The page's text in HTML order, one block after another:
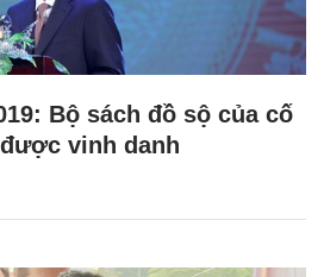
Bộ sách đồ sộ của cố
vinh danh